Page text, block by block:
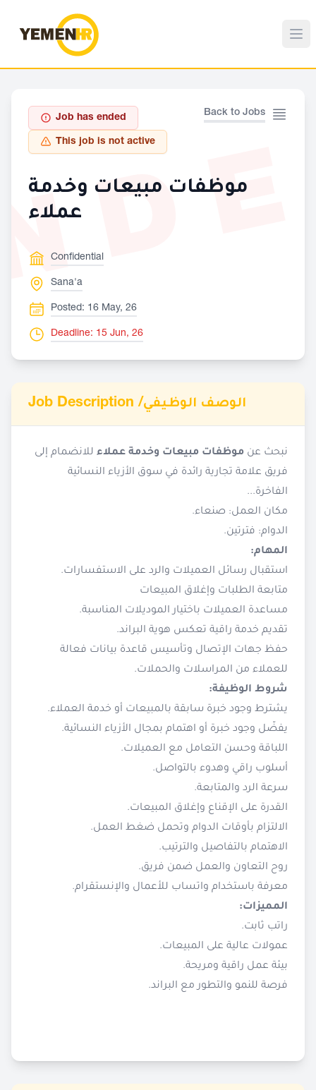
Back to Jobs
Job has ended
This job is not active
موظفات مبيعات وخدمة
عملاء
Confidential
Sana'a
Posted: 16 May, 26
Deadline: 15 Jun, 26
Job Description /الوصف الوظيفي
نبحث عن موظفات مبيعات وخدمة عملاء للانضمام إلى
فريق علامة تجارية رائدة في سوق الأزياء النسائية
الفاخرة...
مكان العمل: صنعاء.
الدوام: فترتين.
المهام:
استقبال رسائل العميلات والرد على الاستفسارات.
متابعة الطلبات وإغلاق المبيعات
مساعدة العميلات باختيار الموديلات المناسبة.
تقديم خدمة راقية تعكس هوية البراند.
حفظ جهات الإتصال وتأسيس قاعدة بيانات فعالة
للعملاء من المراسلات والحملات.
شروط الوظيفة:
يشترط وجود خبرة سابقة بالمبيعات أو خدمة العملاء.
يفضّل وجود خبرة أو اهتمام بمجال الأزياء النسائية.
اللباقة وحسن التعامل مع العميلات.
أسلوب راقي وهدوء بالتواصل.
سرعة الرد والمتابعة.
القدرة على الإقناع وإغلاق المبيعات.
الالتزام بأوقات الدوام وتحمل ضغط العمل.
الاهتمام بالتفاصيل والترتيب.
روح التعاون والعمل ضمن فريق.
معرفة باستخدام واتساب للأعمال والإنستقرام.
المميزات:
راتب ثابت.
عمولات عالية على المبيعات.
بيئة عمل راقية ومريحة.
فرصة للنمو والتطور مع البراند.